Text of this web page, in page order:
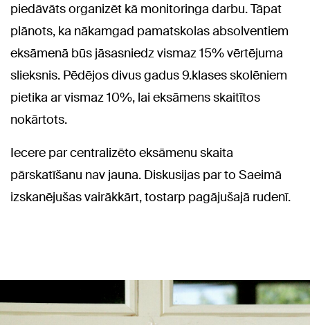
piedāvāts organizēt kā monitoringa darbu. Tāpat
plānots, ka nākamgad pamatskolas absolventiem
eksāmenā būs jāsasniedz vismaz 15% vērtējuma
slieksnis. Pēdējos divus gadus 9.klases skolēniem
pietika ar vismaz 10%, lai eksāmens skaitītos
nokārtots.
Iecere par centralizēto eksāmenu skaita
pārskatīšanu nav jauna. Diskusijas par to Saeimā
izskanējušas vairākkārt, tostarp pagājušajā rudenī.